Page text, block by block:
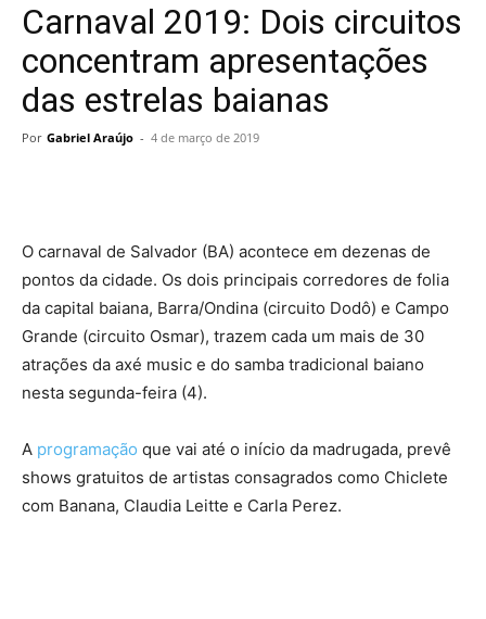
Carnaval 2019: Dois circuitos
concentram apresentações
das estrelas baianas
Por Gabriel Araújo - 4 de março de 2019
O carnaval de Salvador (BA) acontece em dezenas de
pontos da cidade. Os dois principais corredores de folia
da capital baiana, Barra/Ondina (circuito Dodô) e Campo
Grande (circuito Osmar), trazem cada um mais de 30
atrações da axé music e do samba tradicional baiano
nesta segunda-feira (4).
A programação que vai até o início da madrugada, prevê
shows gratuitos de artistas consagrados como Chiclete
com Banana, Claudia Leitte e Carla Perez.